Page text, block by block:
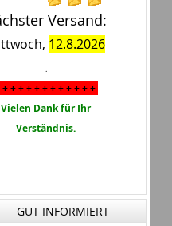
Versand:
12.8.2026
.
+ + + + + + + + + + + +
Vielen Dank für Ihr
Verständnis.
GUT INFORMIERT